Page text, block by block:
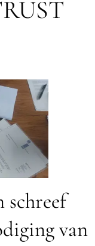
schreef
van